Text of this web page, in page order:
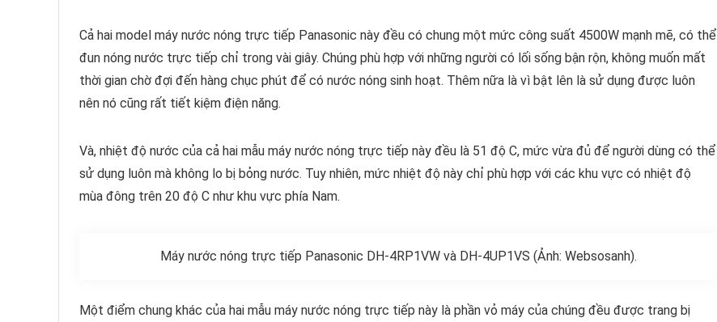
Cả hai model máy nước nóng trực tiếp Panasonic này đều có chung một mức công suất 4500W mạnh mẽ, có thể
đun nóng nước trực tiếp chỉ trong vài giây. Chúng phù hợp với những người có lối sống bận rộn, không muốn mất
thời gian chờ đợi đến hàng chục phút để có nước nóng sinh hoạt. Thêm nữa là vì bật lên là sử dụng được luôn
nên nó cũng rất tiết kiệm điện năng.
Và, nhiệt độ nước của cả hai mẫu máy nước nóng trực tiếp này đều là 51 độ C, mức vừa đủ để người dùng có thể
sử dụng luôn mà không lo bị bỏng nước. Tuy nhiên, mức nhiệt độ này chỉ phù hợp với các khu vực có nhiệt độ
mùa đông trên 20 độ C như khu vực phía Nam.
Máy nước nóng trực tiếp Panasonic DH-4RP1VW và DH-4UP1VS (Ảnh: Websosanh).
Một điểm chung khác của hai mẫu máy nước nóng trực tiếp này là phần vỏ máy của chúng đều được trang bị